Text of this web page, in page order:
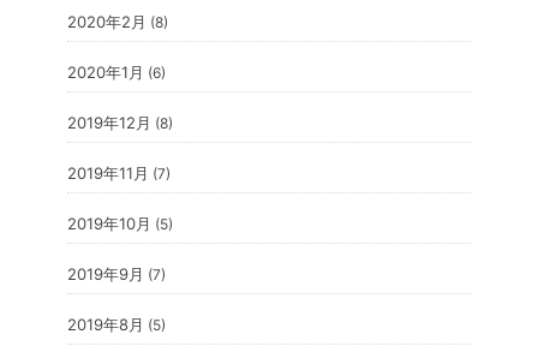
2020年2月 (8)
2020年1月 (6)
2019年12月 (8)
2019年11月 (7)
2019年10月 (5)
2019年9月 (7)
2019年8月 (5)